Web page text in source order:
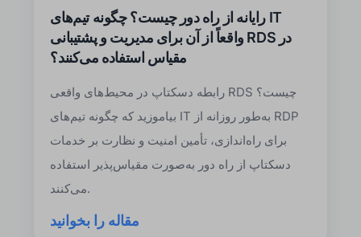
رایانه از راه دور چیست؟ چگونه تیم‌های IT
واقعاً از آن برای مدیریت و پشتیبانی RDS در
مقیاس استفاده می‌کنند؟
رابطه دسکتاپ در محیط‌های واقعی RDS چیست؟
بیاموزید که چگونه تیم‌های IT به‌طور روزانه از RDP
برای راه‌اندازی، تأمین امنیت و نظارت بر خدمات
دسکتاپ از راه دور به‌صورت مقیاس‌پذیر استفاده
می‌کنند.
مقاله را بخوانید